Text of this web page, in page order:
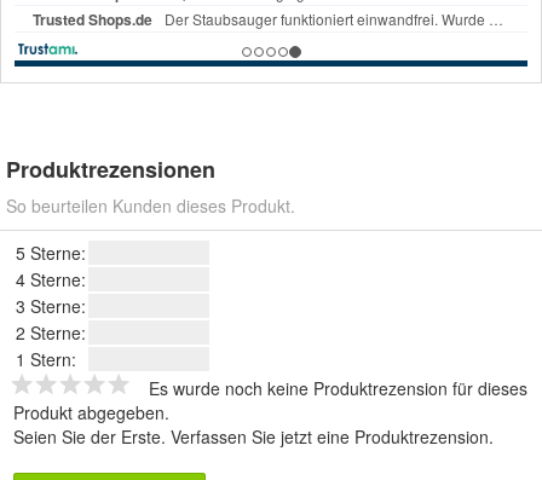
Produktrezensionen
So beurteilen Kunden dieses Produkt.
5 Sterne:
4 Sterne:
3 Sterne:
2 Sterne:
1 Stern:
Es wurde noch keine Produktrezension für dieses
Produkt abgegeben.
Seien Sie der Erste. Verfassen Sie jetzt eine Produktrezension.